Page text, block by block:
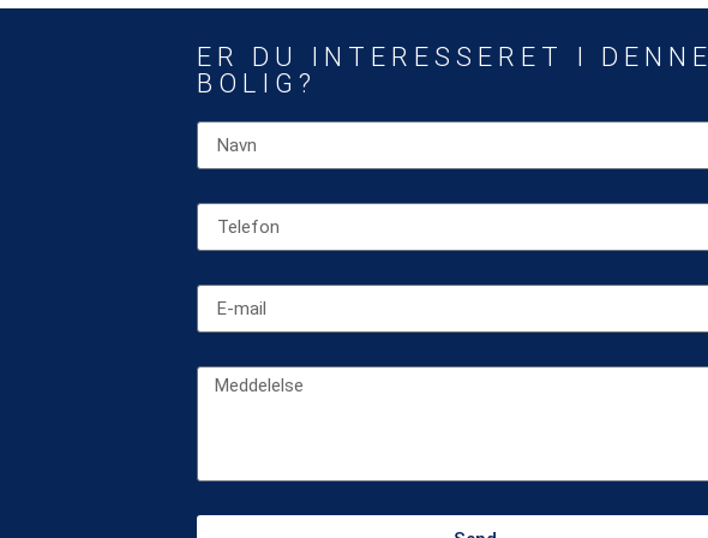
ER DU INTERESSERET I DENNE
BOLIG?